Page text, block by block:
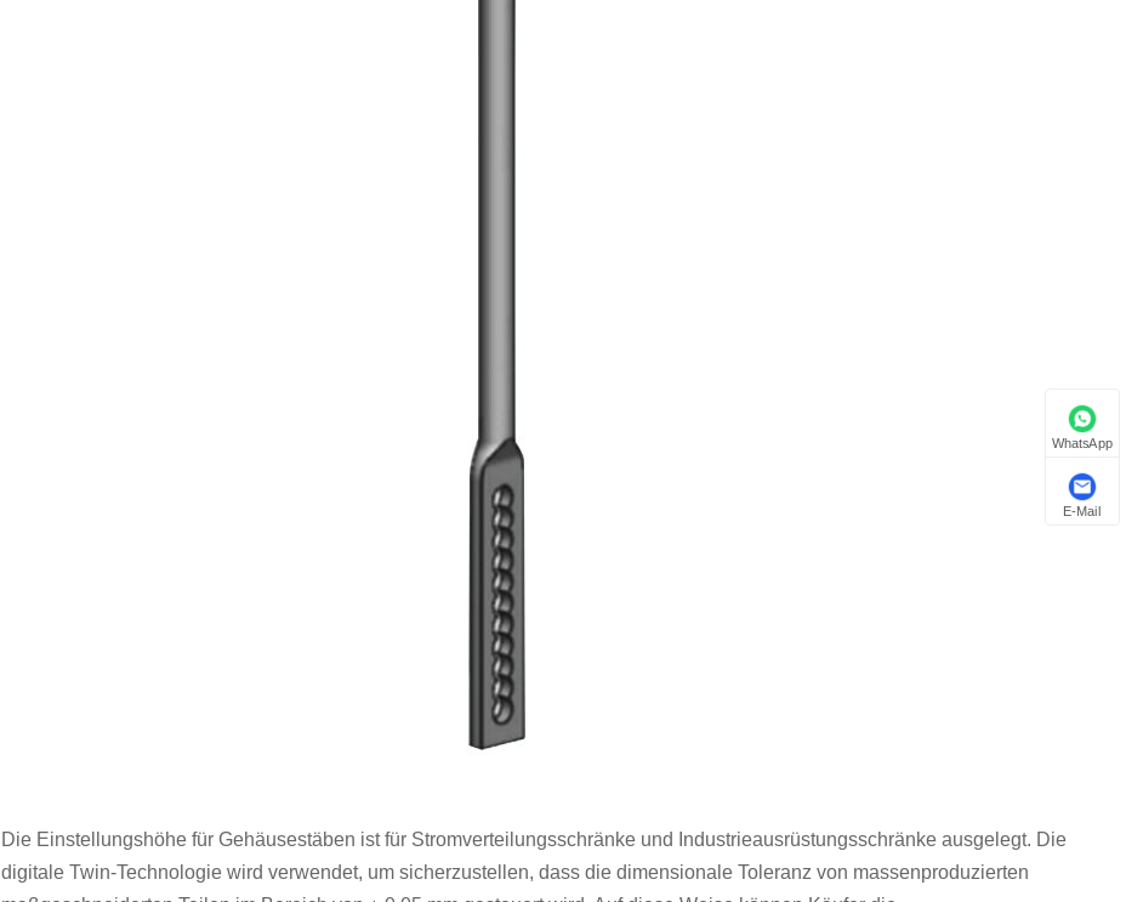
Die Einstellungshöhe für Gehäusestäben ist für Stromverteilungsschränke und Industrieausrüstungsschränke ausgelegt. Die
digitale Twin-Technologie wird verwendet, um sicherzustellen, dass die dimensionale Toleranz von massenproduzierten
WhatsApp
E-Mail